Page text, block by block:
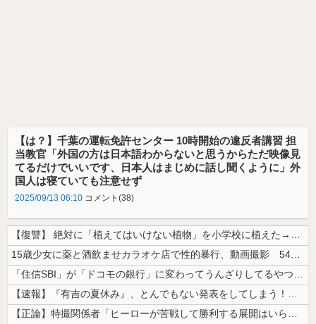
【は？】千葉の運転免許センター 10時開始の違反者講習 担
当教官「外国の方は日本語わからないと思うからただ映像見
てるだけでいいです、日本人はまじめに話し聞くように」外
国人は寝ていても注意せず
2025/09/13 06:10 コメント(38)
【復讐】 絶対に「植えてはいけない植物」を小学校に植えた→20年経って...
15歳少女に薬と酒飲ませカラオケ店で性的暴行、動画撮影 54歳無職を再...
「住信SBI」が「ドコモの銀行」に変わってうんざりしてるやつｗｗｗｗｗ...
【速報】『有吉の夏休み』、とんでもない発表をしてしまう！！！！！
【正論】特撮関係者「ヒーローが苦戦して勝利する展開はいらない。それで特...